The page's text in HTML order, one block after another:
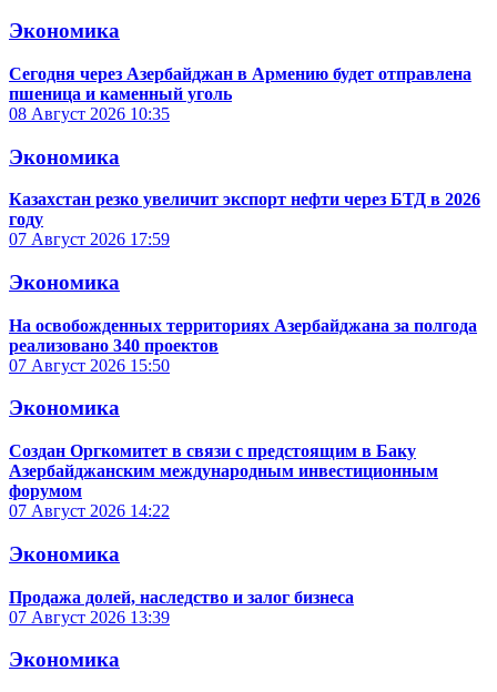
Экономика
Сегодня через Азербайджан в Армению будет отправлена
пшеница и каменный уголь
08 Август 2026 10:35
Экономика
Казахстан резко увеличит экспорт нефти через БТД в 2026
году
07 Август 2026 17:59
Экономика
На освобожденных территориях Азербайджана за полгода
реализовано 340 проектов
07 Август 2026 15:50
Экономика
Создан Оргкомитет в связи с предстоящим в Баку
Азербайджанским международным инвестиционным
форумом
07 Август 2026 14:22
Экономика
Продажа долей, наследство и залог бизнеса
07 Август 2026 13:39
Экономика